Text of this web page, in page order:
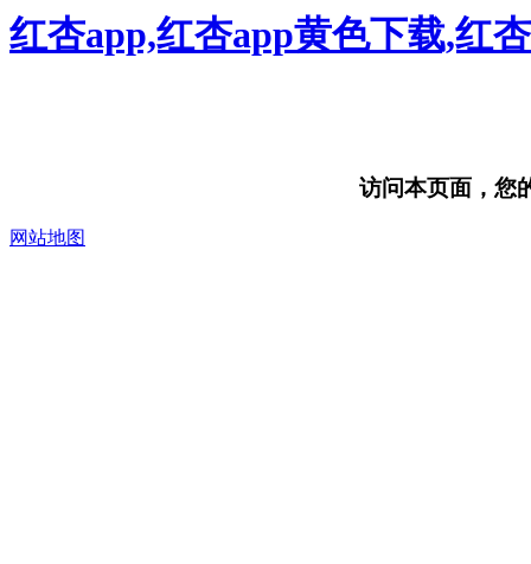
红杏app,红杏app黄色下载,红
访问本页面，您
网站地图